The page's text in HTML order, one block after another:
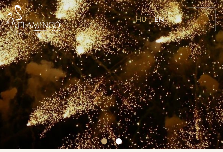
HU EN